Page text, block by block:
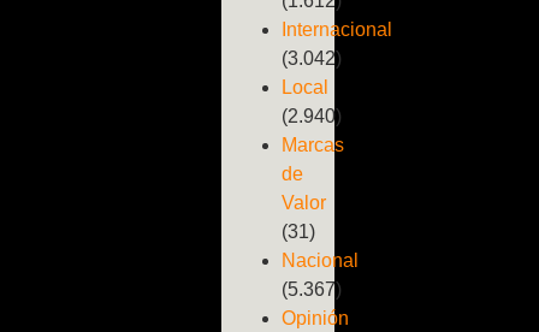
Internacional
(3.042)
Local
(2.940)
Marcas
de
Valor
(31)
Nacional
(5.367)
Opinión